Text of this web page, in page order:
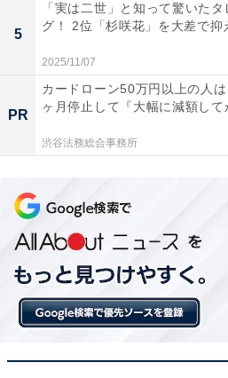
1位：箱根峠（足柄下郡箱根
見事1位に輝いたのは、箱根町に
た。標高810m、箱根の山々を見
に位置し、芦ノ湖や富士山を望
の魅力です。年末年始は、箱根
の応援、温泉旅行などで訪れる
の休憩拠点として圧倒的な得票
5
「実は二世」と知って驚いた
グ！ 2位「杉咲花」を大差で抑
2025/11/07
PR
カードローン50万円以上の人
ヶ月停止して『大幅に減額して
渋谷法務総合事務所